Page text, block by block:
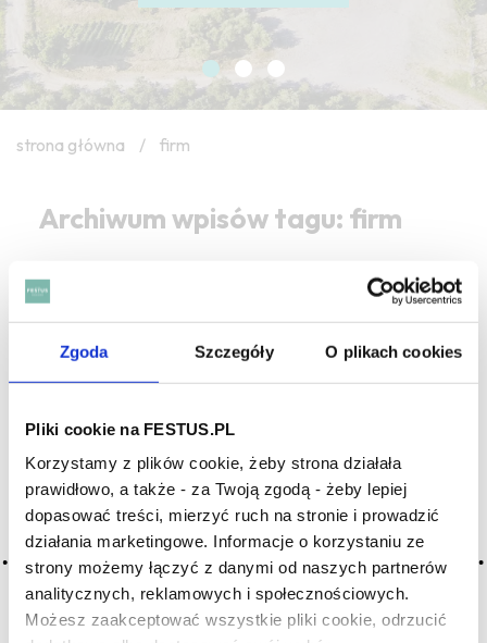
Zgoda Szczegóły O plikach cookies
Pliki cookie na FESTUS.PL
Korzystamy z plików cookie, żeby strona działała
prawidłowo, a także - za Twoją zgodą - żeby lepiej
dopasować treści, mierzyć ruch na stronie i prowadzić
działania marketingowe. Informacje o korzystaniu ze
strony możemy łączyć z danymi od naszych partnerów
analitycznych, reklamowych i społecznościowych.
Możesz zaakceptować wszystkie pliki cookie, odrzucić
strona główna / firm
Archiwum wpisów tagu: firm
zdecydowane
2016-05-10
wino o wyrazistym bukiecie i przyjemnym, mocno określonym
smaku, jeszcze nieco twarde, ale przyjemne; przeciwieństwo
CZYTAJ WIĘCEJ
solidne
2016-05-10
wino o stosunkowo wysokiej kwasowości, dobrej, tanicznej
konstrukcji, zwięzłe, krzepkie, z gwarancją dobrego
starzenia, godne zaufania, pewne, niekiedy nieco rustykalne;